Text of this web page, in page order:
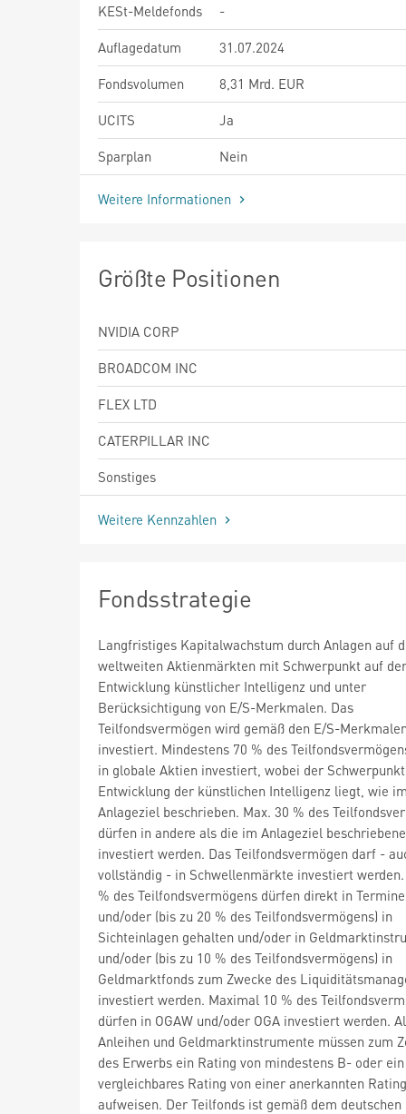
KESt-Meldefonds
-
Auflagedatum
31.07.2024
Fondsvolumen
8,31 Mrd. EUR
UCITS
Ja
Sparplan
Nein
Weitere Informationen
Größte Positionen
NVIDIA CORP
BROADCOM INC
FLEX LTD
CATERPILLAR INC
Sonstiges
Weitere Kennzahlen
Fondsstrategie
Langfristiges Kapitalwachstum durch Anlagen auf
weltweiten Aktienmärkten mit Schwerpunkt auf der
Entwicklung künstlicher Intelligenz und unter
Berücksichtigung von E/S-Merkmalen. Das
Teilfondsvermögen wird gemäß den E/S-
investiert. Mindestens 70 % des
in globale Aktien investiert, wobei der
Entwicklung der künstlichen Intelligenz liegt, wie
Anlageziel beschrieben. Max. 30 % des
dürfen in andere als die im Anlageziel
investiert werden. Das Teilfondsvermögen darf -
vollständig - in Schwellenmärkte investiert werden.
% des Teilfondsvermögens dürfen direkt in
und/oder (bis zu 20 % des Teilfondsvermögens) in
Sichteinlagen gehalten und/oder in
und/oder (bis zu 10 % des Teilfondsvermögens) in
Geldmarktfonds zum Zwecke des
investiert werden. Maximal 10 % des
dürfen in OGAW und/oder OGA investiert werden.
Anleihen und Geldmarktinstrumente müssen zum
des Erwerbs ein Rating von mindestens B- oder ein
vergleichbares Rating von einer anerkannten
aufweisen. Der Teilfonds ist gemäß dem deutschen